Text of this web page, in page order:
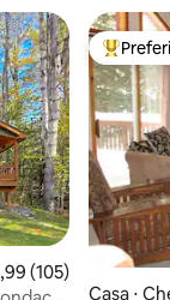
de uma avaliação
(105)
Entre os
Casa ⋅